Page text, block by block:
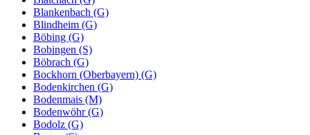
Blankenbach (G)
Blindheim (G)
Böbing (G)
Bobingen (S)
Böbrach (G)
Bockhorn (Oberbayern) (G)
Bodenkirchen (G)
Bodenmais (M)
Bodenwöhr (G)
Bodolz (G)